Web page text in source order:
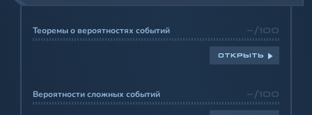
Теоремы о вероятностях событий -/100
ОТКРЫТЬ
Вероятности сложных событий -/100